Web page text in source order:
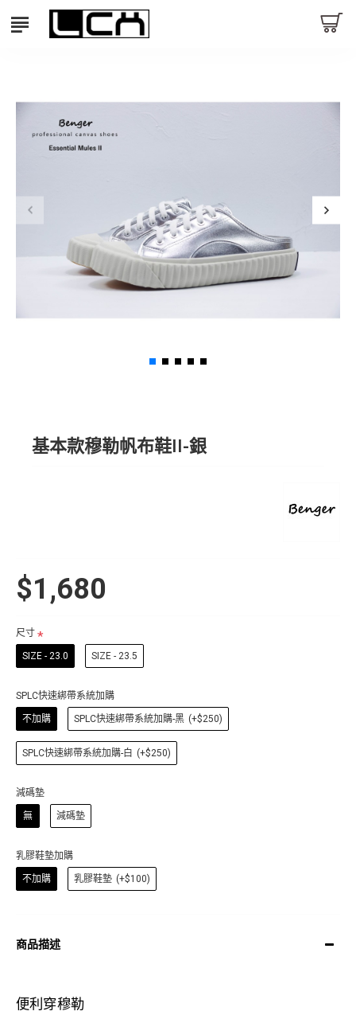
基本款穆勒帆布鞋II-銀
$1,680
尺寸
SIZE - 23.0 SIZE - 23.5
SPLC快速綁帶系統加購
不加購 SPLC快速綁帶系統加購-黑 (+$250)
SPLC快速綁帶系統加購-白 (+$250)
減碼墊
無 減碼墊
乳膠鞋墊加購
不加購 乳膠鞋墊 (+$100)
商品描述
便利穿穆勒